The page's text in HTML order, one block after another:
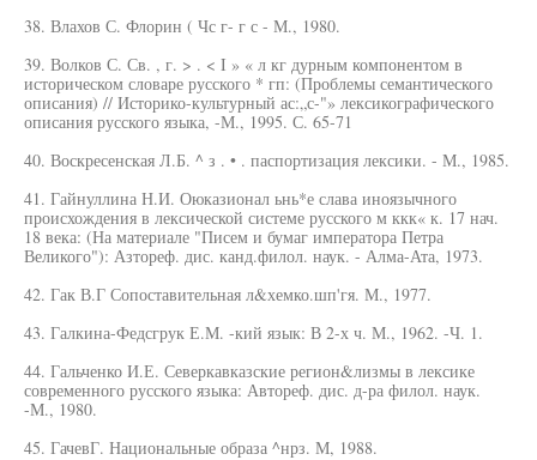
38. Влахов С. Флорин ( Чс г- г с - М., 1980.
39. Волков С. Св. , г. > . < I » « л кг дурным компонентом в
историческом словаре русского * гп: (Проблемы семантического
описания) // Историко-культурный ас:„с-"» лексикографического
описания русского языка, -М., 1995. С. 65-71
40. Воскресенская Л.Б. ^ з . • . паспортизация лексики. - М., 1985.
41. Гайнуллина Н.И. Оюказионал ьнь*е слава иноязычного
происхождения в лексической системе русского м ккк« к. 17 нач.
18 века: (На материале "Писем и бумаг императора Петра
Великого"): Азтореф. дис. канд.филол. наук. - Алма-Ата, 1973.
42. Гак В.Г Сопоставительная л&хемко.шп'гя. М., 1977.
43. Галкина-Федсгрук Е.М. -кий язык: В 2-х ч. М., 1962. -Ч. 1.
44. Гальченко И.Е. Северкавказские регион&лизмы в лексике
современного русского языка: Автореф. дис. д-ра филол. наук.
-М., 1980.
45. ГачевГ. Национальные образа ^нрз. М, 1988.